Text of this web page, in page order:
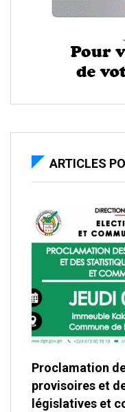
ARTICLES
Proclamation
provisoires et
législatives et